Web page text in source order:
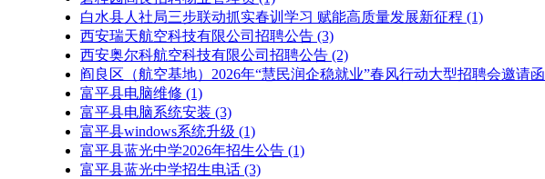
白水县人社局三步联动抓实春训学习 赋能高质量发展新征程 (1)
西安瑞天航空科技有限公司招聘公告 (3)
西安奥尔科航空科技有限公司招聘公告 (2)
阎良区（航空基地）2026年“慧民润企稳就业”春风行动大型招聘会邀请函
富平县电脑维修 (1)
富平县电脑系统安装 (3)
富平县windows系统升级 (1)
富平县蓝光中学2026年招生公告 (1)
富平县蓝光中学招生电话 (3)